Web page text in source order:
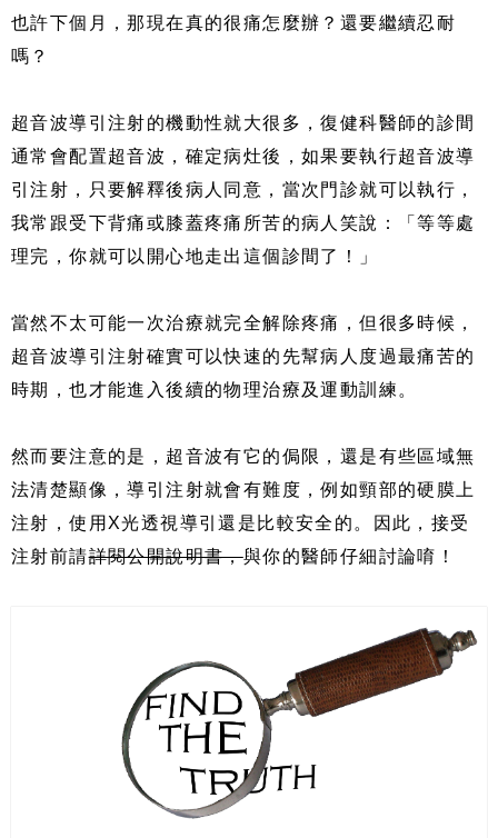
也許下個月，那現在真的很痛怎麼辦？還要繼續忍耐
嗎？
超音波導引注射的機動性就大很多，復健科醫師的診間
通常會配置超音波，確定病灶後，如果要執行超音波導
引注射，只要解釋後病人同意，當次門診就可以執行，
我常跟受下背痛或膝蓋疼痛所苦的病人笑說：「等等處
理完，你就可以開心地走出這個診間了！」
當然不太可能一次治療就完全解除疼痛，但很多時候，
超音波導引注射確實可以快速的先幫病人度過最痛苦的
時期，也才能進入後續的物理治療及運動訓練。
然而要注意的是，超音波有它的侷限，還是有些區域無
法清楚顯像，導引注射就會有難度，例如頸部的硬膜上
注射，使用X光透視導引還是比較安全的。因此，接受
注射前請詳閱公開說明書，與你的醫師仔細討論唷！